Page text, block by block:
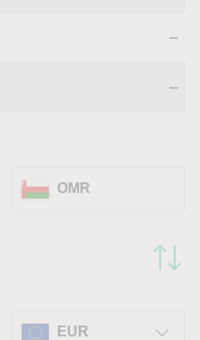
--
--
OMR
EUR